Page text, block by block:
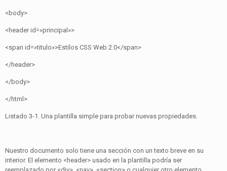
<body>
<header id=»principal»>
<span id=»titulo»>Estilos CSS Web 2.0</span>
</header>
</body>
</html>
Listado 3-1. Una plantilla simple para probar nuevas propiedades.
Nuestro documento solo tiene una sección con un texto breve en su
interior. El elemento <header> usado en la plantilla podría ser